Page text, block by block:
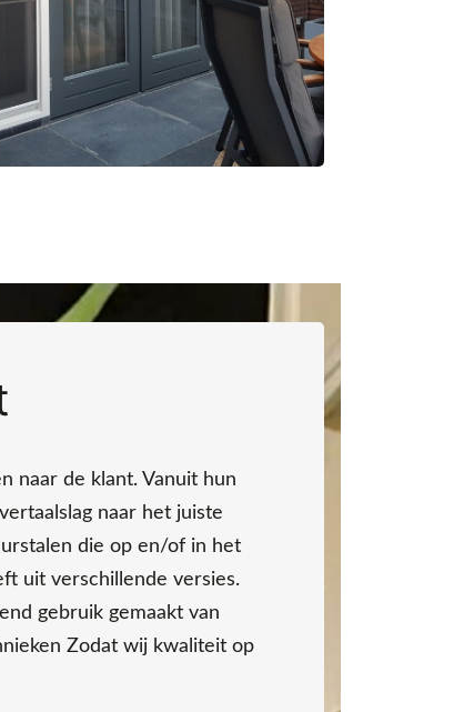
naar de klant. Vanuit hun
naar het juiste
die op en/of in het
uit verschillende versies.
gebruik gemaakt van
Zodat wij kwaliteit op